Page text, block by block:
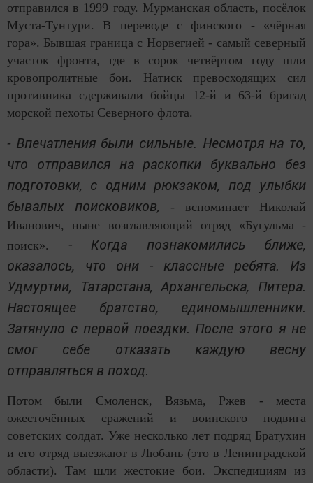
отправился в 1999 году. Мурманская область, посёлок
Муста-Тунтури. В переводе с финского - «чёрная
гора». Бывшая граница с Норвегией - самый северный
участок фронта, где в сорок четвёртом году шли
кровопролитные бои. Натиск превосходящих сил
противника сдерживали бойцы 12-й и 63-й бригад
морской пехоты Северного флота.
- Впечатления были сильные. Несмотря на то,
что отправился на раскопки буквально без
подготовки, с одним рюкзаком, под улыбки
бывалых поисковиков, - вспоминает Николай
Иванович, ныне возглавляющий отряд «Бугульма -
поиск». - Когда познакомились ближе,
оказалось, что они - классные ребята. Из
Удмуртии, Татарстана, Архангельска, Питера.
Настоящее братство, единомышленники.
Затянуло с первой поездки. После этого я не
смог себе отказать каждую весну
отправляться в поход.
Потом были Смоленск, Вязьма, Ржев - места
ожесточённых сражений и воинского подвига
советских солдат. Уже несколько лет подряд Братухин
и его отряд выезжают в Любань (это в Ленинградской
области). Там шли жестокие бои. Экспедициям из